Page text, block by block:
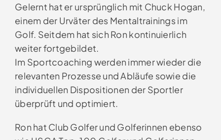
Gelernt hat er ursprünglich mit Chuck Hogan,
einem der Urväter des Mentaltrainings im
Golf. Seitdem hat sich Ron kontinuierlich
weiter fortgebildet.
Im Sportcoaching werden immer wieder die
relevanten Prozesse und Abläufe sowie die
individuellen Dispositionen der Sportler
überprüft und optimiert.
Ron hat Club Golfer und Golferinnen ebenso